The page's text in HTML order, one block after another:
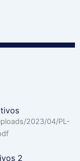
2023/04/PL-
2